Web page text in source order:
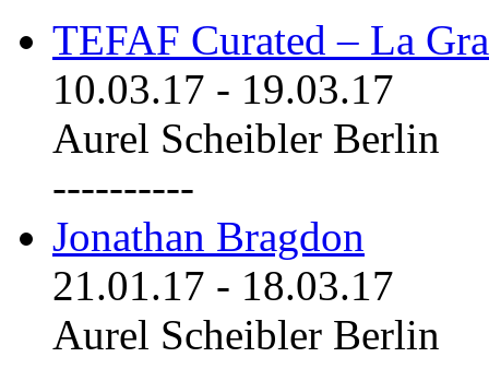
TEFAF Curated – La
10.03.17 - 19.03.17
Aurel Scheibler Berlin
----------
Jonathan Bragdon
21.01.17 - 18.03.17
Aurel Scheibler Berlin